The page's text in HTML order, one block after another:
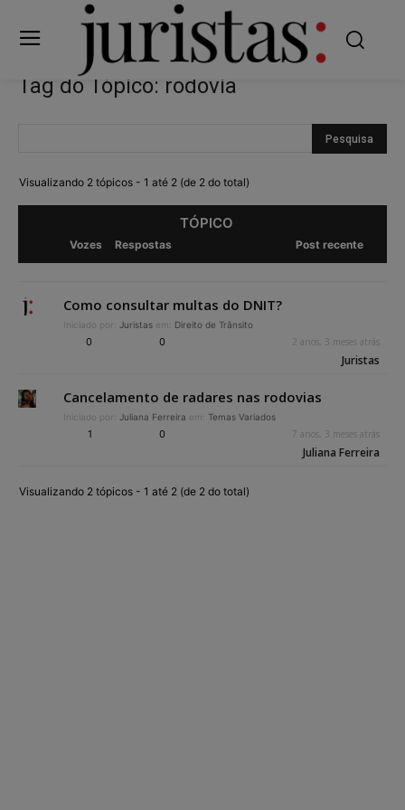
Tag do Tópico: rodovia
Visualizando 2 tópicos - 1 até 2 (de 2 do total)
TÓPICO
Vozes Respostas Post recente
Como consultar multas do DNIT?
Iniciado por: Juristas em: Direito de Trânsito
0 0 2 anos, 3 meses atrás
Juristas
Cancelamento de radares nas rodovias
Iniciado por: Juliana Ferreira em: Temas Variados
1 0 7 anos, 3 meses atrás
Juliana Ferreira
Visualizando 2 tópicos - 1 até 2 (de 2 do total)